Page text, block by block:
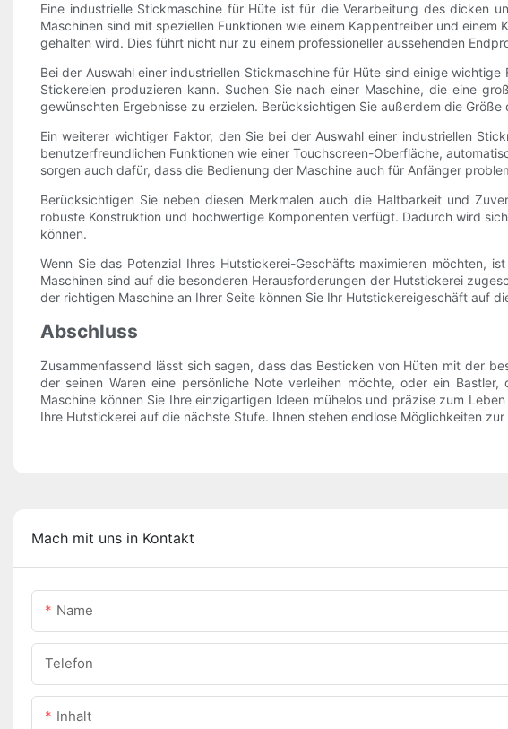
Eine industrielle Stickmaschine für Hüte ist für die Verarbeitung des dicken
Maschinen sind mit speziellen Funktionen wie einem Kappentreiber und
gehalten wird. Dies führt nicht nur zu einem professioneller aussehenden
Bei der Auswahl einer industriellen Stickmaschine für Hüte sind einige
Stickereien produzieren kann. Suchen Sie nach einer Maschine, die eine
gewünschten Ergebnisse zu erzielen. Berücksichtigen Sie außerdem die
Ein weiterer wichtiger Faktor, den Sie bei der Auswahl einer industriellen
benutzerfreundlichen Funktionen wie einer Touchscreen-Oberfläche,
sorgen auch dafür, dass die Bedienung der Maschine auch für Anfänger
Berücksichtigen Sie neben diesen Merkmalen auch die Haltbarkeit und
robuste Konstruktion und hochwertige Komponenten verfügt. Dadurch wird
können.
Wenn Sie das Potenzial Ihres Hutstickerei-Geschäfts maximieren möchten,
Maschinen sind auf die besonderen Herausforderungen der Hutstickerei
der richtigen Maschine an Ihrer Seite können Sie Ihr Hutstickereigeschäft auf
Abschluss
Zusammenfassend lässt sich sagen, dass das Besticken von Hüten mit der
der seinen Waren eine persönliche Note verleihen möchte, oder ein
Maschine können Sie Ihre einzigartigen Ideen mühelos und präzise zum
Ihre Hutstickerei auf die nächste Stufe. Ihnen stehen endlose Möglichkeiten
Mach mit uns in Kontakt
Name
Telefon
Inhalt